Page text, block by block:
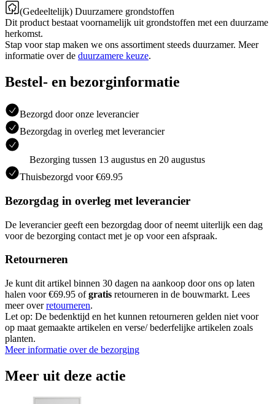
(Gedeeltelijk) Duurzamere grondstoffen
Dit product bestaat voornamelijk uit grondstoffen met een duurzame
herkomst.
Stap voor stap maken we ons assortiment steeds duurzamer. Meer
informatie over de duurzamere keuze.
Bestel- en bezorginformatie
Bezorgd door onze leverancier
Bezorgdag in overleg met leverancier
Bezorging tussen 13 augustus en 20 augustus
Thuisbezorgd voor €69.95
Bezorgdag in overleg met leverancier
De leverancier geeft een bezorgdag door of neemt uiterlijk een dag
voor de bezorging contact met je op voor een afspraak.
Retourneren
Je kunt dit artikel binnen 30 dagen na aankoop door ons op laten
halen voor €69.95 ofgratis retourneren in de bouwmarkt. Lees
meer overretourneren.
Let op: De bedenktijd en het kunnen retourneren gelden niet voor
op maat gemaakte artikelen en verse/ bederfelijke artikelen zoals
planten.
Meer informatie over de bezorging
Meer uit deze actie